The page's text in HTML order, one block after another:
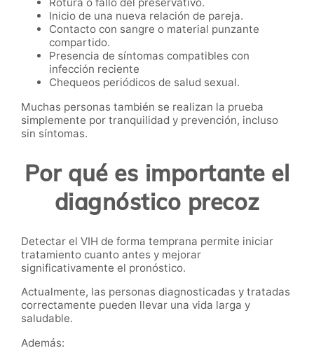
Inicio de una nueva relación de pareja.
Contacto con sangre o material punzante
compartido.
Presencia de síntomas compatibles con
infección reciente
Chequeos periódicos de salud sexual.
Muchas personas también se realizan la prueba
simplemente por tranquilidad y prevención, incluso
sin síntomas.
Por qué es importante el
diagnóstico precoz
Detectar el VIH de forma temprana permite iniciar
tratamiento cuanto antes y mejorar
significativamente el pronóstico.
Actualmente, las personas diagnosticadas y tratadas
correctamente pueden llevar una vida larga y
saludable.
Además: